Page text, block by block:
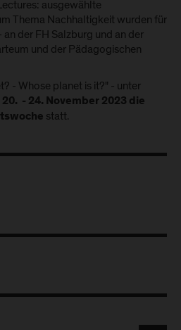
ausgewählte
Thema Nachhaltigkeit wurden für
der FH Salzburg und an der
und der Pädagogischen
- Whose planet is it?" - unter
20. - 24. November 2023 die
statt.